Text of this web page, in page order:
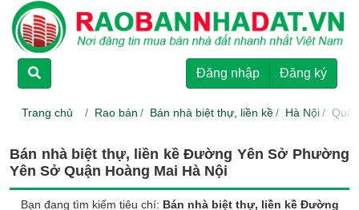
Đăng nhập Đăng ký
Trang chủ Rao bán Bán nhà biệt thự, liền kề Hà Nội
Bán nhà biệt thự, liền kề Đường Yên Sở Phường
Yên Sở Quận Hoàng Mai Hà Nội
Bạn đang tìm kiếm tiêu chí: Bán nhà biệt thự, liền kề Đường
TRANG CHỦ
CHO THUÊ